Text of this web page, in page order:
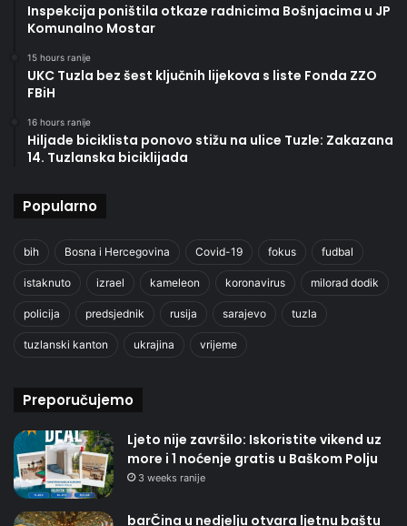
Inspekcija poništila otkaze radnicima Bošnjacima u JP
Komunalno Mostar
15 hours ranije
UKC Tuzla bez šest ključnih lijekova s liste Fonda ZZO
FBiH
16 hours ranije
Hiljade biciklista ponovo stižu na ulice Tuzle: Zakazana
14. Tuzlanska biciklijada
Popularno
bih Bosna i Hercegovina Covid-19 fokus fudbal
istaknuto izrael kameleon koronavirus milorad dodik
policija predsjednik rusija sarajevo tuzla
tuzlanski kanton ukrajina vrijeme
Preporučujemo
Ljeto nije završilo: Iskoristite vikend uz
more i 1 noćenje gratis u Baškom Polju
3 weeks ranije
barČina u nedjelju otvara ljetnu baštu